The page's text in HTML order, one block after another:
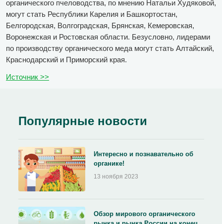
органического пчеловодства, по мнению Натальи Худяковой,
могут стать Республики Карелия и Башкортостан,
Белгородская, Волгоградская, Брянская, Кемеровская,
Воронежская и Ростовская области. Безусловно, лидерами
по производству органического меда могут стать Алтайский,
Краснодарский и Приморский края.
Источник >>
Популярные новости
Интересно и познавательно об
органике!
13 ноября 2023
Обзор мирового органического